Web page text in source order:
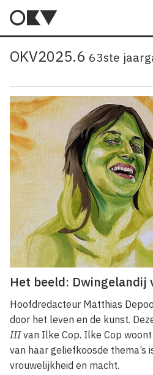
OKV2025.6 63ste
Het beeld: Dwingelandij
Hoofdredacteur Matthias
door het leven en de kunst.
IIIvan Ilke Cop. Ilke Cop
van haar geliefkoosde thema’s
vrouwelijkheid en macht.